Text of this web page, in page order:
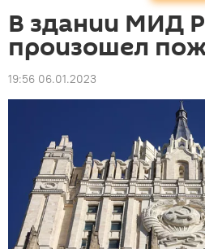
В здании МИД
произошел
19:56 06.01.2023